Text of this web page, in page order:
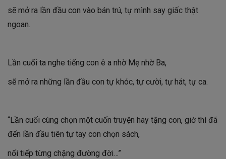
sẽ mở ra lần đầu con vào bán trú, tự mình say giấc thật
ngoan.
Lần cuối ta nghe tiếng con ê a nhờ Mẹ nhờ Ba,
sẽ mở ra những lần đầu con tự khóc, tự cười, tự hát, tự ca.
“Lần cuối cùng chọn một cuốn truyện hay tặng con, giờ thì đã
đến lần đầu tiên tự tay con chọn sách,
nối tiếp từng chặng đường đời…”